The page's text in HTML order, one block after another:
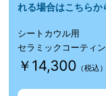
れる場合はこちらか
シートカウル用
セラミックコーティ
￥14,300 （税込）